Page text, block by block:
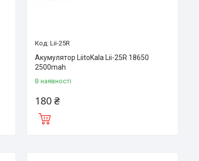
Lii-25R
Акумулятор LiitoKala Lii-25R 18650
2500mah
В наявності
180 ₴